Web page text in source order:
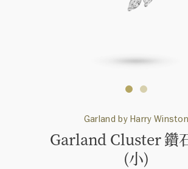
Garland by Harry Winston
Garland Cluster 鑽
(小)